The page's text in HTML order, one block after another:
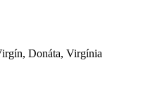
Donáta, Virgínia